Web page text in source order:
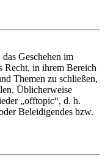
Geschehen im
Recht, in ihrem Bereich
Themen zu schließen,
Üblicherweise
„offtopic“, d. h.
Beleidigendes bzw.